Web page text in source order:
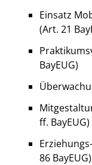
Einsatz
(Art. 21
BayEUG)
ff. BayEUG)
86 BayEUG)